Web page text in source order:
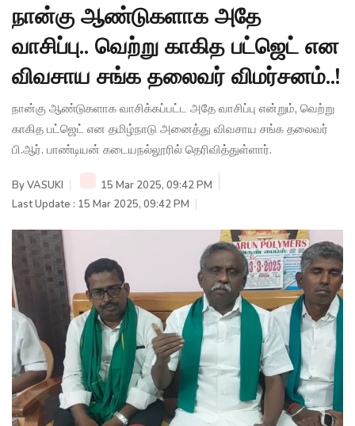
நான்கு ஆண்டுகளாக அதே
வாசிப்பு.. வெற்று காகித பட்ஜெட் என
விவசாய சங்க தலைவர் விமர்சனம்..!
நான்கு ஆண்டுகளாக வாசிக்கப்பட்ட அதே வாசிப்பு என்றும், வெற்று
காகித பட்ஜெட் என தமிழ்நாடு அனைத்து விவசாய சங்க தலைவர்
பி.ஆர். பாண்டியன் கடையநல்லூரில் தெரிவித்துள்ளார்.
ByVASUKI
15 Mar 2025, 09:42 PM
Last Update : 15 Mar 2025, 09:42 PM